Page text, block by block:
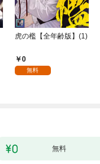
虎の檻【全年齢版】(1)
0
無料
無料